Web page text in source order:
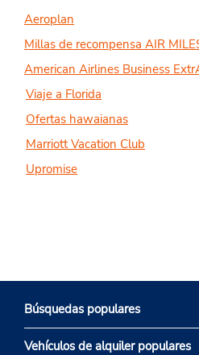
Aeroplan
Millas de recompensa AIR
American Airlines Business
Viaje a Florida
Ofertas hawaianas
Marriott Vacation Club
Upromise
Búsquedas populares
Vehículos de alquiler populares